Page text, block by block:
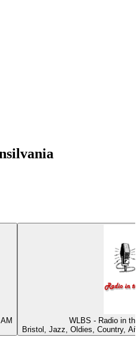
WLBS - Radio in
Bristol, Jazz, Oldies, Country,